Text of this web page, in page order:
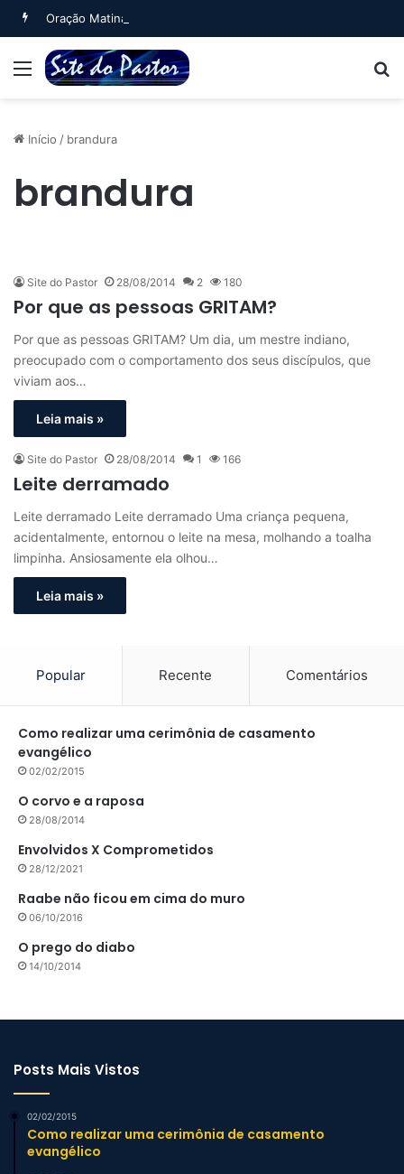
Oração Matinal (Salmo 5)
Menu
Início / brandura
brandura
Site do Pastor 28/08/2014 2 180
Por que as pessoas GRITAM?
Por que as pessoas GRITAM? Um dia, um mestre indiano,
preocupado com o comportamento dos seus discípulos, que
viviam aos…
Leia mais »
Site do Pastor 28/08/2014 1 166
Leite derramado
Leite derramado Leite derramado Uma criança pequena,
acidentalmente, entornou o leite na mesa, molhando a toalha
limpinha. Ansiosamente ela olhou…
Leia mais »
Popular Recente Comentários
Como realizar uma cerimônia de casamento
evangélico
02/02/2015
O corvo e a raposa
28/08/2014
Envolvidos X Comprometidos
28/12/2021
Raabe não ficou em cima do muro
06/10/2016
O prego do diabo
14/10/2014
Posts Mais Vistos
02/02/2015
Como realizar uma cerimônia de casamento
evangélico